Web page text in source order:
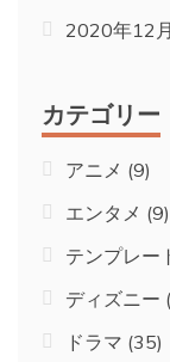
2020年12月
カテゴリー
アニメ (9)
エンタメ (9)
テンプレー
ディズニー
ドラマ (35)